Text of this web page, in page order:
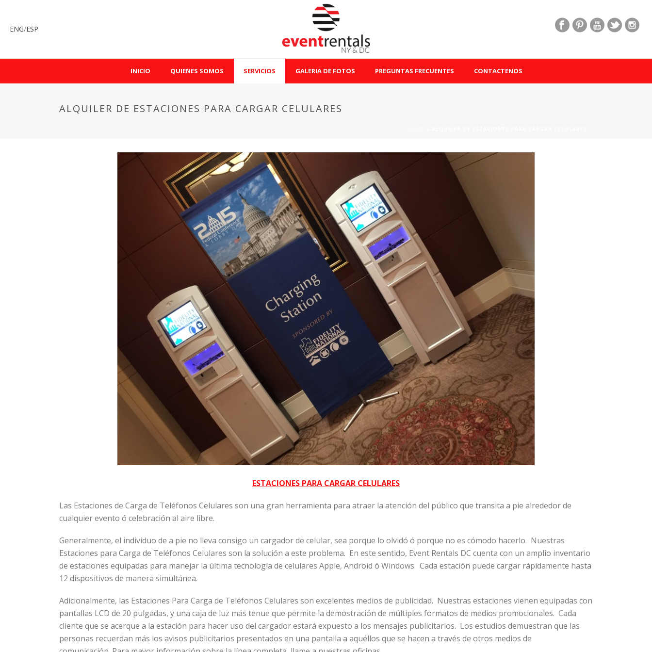
ENG/ESP
INICIO QUIENES SOMOS SERVICIOS GALERIA DE FOTOS PREGUNTAS FRECUENTES CONTACTENOS
ALQUILER DE ESTACIONES PARA CARGAR CELULARES
ESTACIONES PARA CARGAR CELULARES
Las Estaciones de Carga de Teléfonos Celulares son una gran herramienta para atraer la atención del público que transita a pie alrededor de
cualquier evento ó celebración al aire libre.
Generalmente, el individuo de a pie no lleva consigo un cargador de celular, sea porque lo olvidó ó porque no es cómodo hacerlo. Nuestras
Estaciones para Carga de Teléfonos Celulares son la solución a este problema. En este sentido, Event Rentals DC cuenta con un amplio inventario
de estaciones equipadas para manejar la última tecnología de celulares Apple, Android ó Windows. Cada estación puede cargar rápidamente hasta
12 dispositivos de manera simultánea.
Adicionalmente, las Estaciones Para Carga de Teléfonos Celulares son excelentes medios de publicidad. Nuestras estaciones vienen equipadas con
pantallas LCD de 20 pulgadas, y una caja de luz más tenue que permite la demostración de múltiples formatos de medios promocionales. Cada
cliente que se acerque a la estación para hacer uso del cargador estará expuesto a los mensajes publicitarios. Los estudios demuestran que las
personas recuerdan más los avisos publicitarios presentados en una pantalla a aquéllos que se hacen a través de otros medios de